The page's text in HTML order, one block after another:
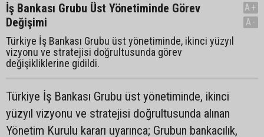
İş Bankası Grubu Üst Yönetiminde Görev
Değişimi
Türkiye İş Bankası Grubu üst yönetiminde, ikinci yüzyıl
vizyonu ve stratejisi doğrultusunda görev
değişikliklerine gidildi.
A+
A-
Türkiye İş Bankası Grubu üst yönetiminde, ikinci
yüzyıl vizyonu ve stratejisi doğrultusunda alınan
Yönetim Kurulu kararı uyarınca; Grubun bankacılık,